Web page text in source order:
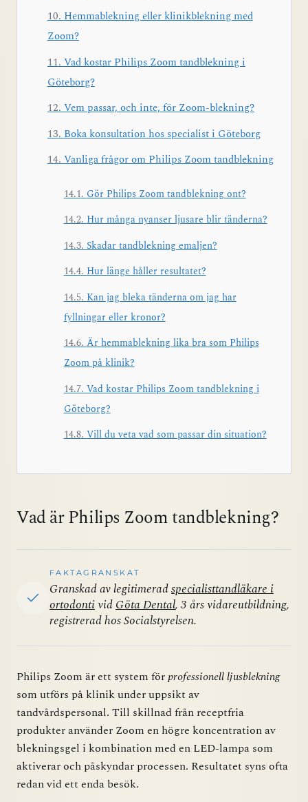
Hemmablekning eller klinikblekning med
Zoom?
Vad kostar Philips Zoom tandblekning i
Göteborg?
Vem passar, och inte, för Zoom-blekning?
Boka konsultation hos specialist i Göteborg
Vanliga frågor om Philips Zoom tandblekning
Gör Philips Zoom tandblekning ont?
Hur många nyanser ljusare blir tänderna?
Skadar tandblekning emaljen?
Hur länge håller resultatet?
Kan jag bleka tänderna om jag har
fyllningar eller kronor?
Är hemmablekning lika bra som Philips
Zoom på klinik?
Vad kostar Philips Zoom tandblekning i
Göteborg?
Vill du veta vad som passar din situation?
Vad är Philips Zoom tandblekning?
FAKTAGRANSKAT
Granskad av legitimeradspecialisttandläkare i
ortodontividGöta Dental, 3 års vidareutbildning,
registrerad hos Socialstyrelsen.
Philips Zoom är ett system förprofessionell ljusblekning
som utförs på klinik under uppsikt av
tandvårdspersonal. Till skillnad från receptfria
produkter använder Zoom en högre koncentration av
blekningsgel i kombination med en LED-lampa som
aktiverar och påskyndar processen. Resultatet syns ofta
redan vid ett enda besök.